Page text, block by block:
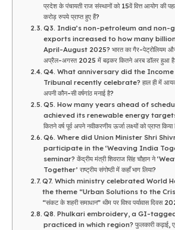
प्रदेश के पंचायती राज संस्थानों को 15वें वित्त आयोग की
करोड़ रुपये प्राप्त हुए हैं?
Q3. India’s non-petroleum and non-
exports increased to how many
April-August 2025? भारत का गैर-पेट्रोलियम और
अप्रैल-अगस्त 2025 में बढ़कर कितने अरब डॉलर हुआ
Q4. What anniversary did the
Tribunal recently celebrate? हाल ही में आयकर
अपनी कौन-सी वर्षगांठ मनाई है?
Q5. How many years ahead of
achieved its renewable energy targets?
कितने वर्ष पूर्व अपने नवीकरणीय ऊर्जा लक्ष्यों को प्राप्त
Q6. Where did Union Minister Shri
participate in the ‘Weaving India
seminar? केंद्रीय मंत्री शिवराज सिंह चौहान ने
Together’ राष्ट्रीय संगोष्ठी में कहाँ भाग लिया?
Q7. Which ministry celebrated World
the theme “Urban Solutions to the
“संकट के शहरी समाधान” थीम पर विश्व पर्यावास दिवस
Q8. Phulkari embroidery, a GI-
practiced in which region? फुलकारी कढ़ाई,